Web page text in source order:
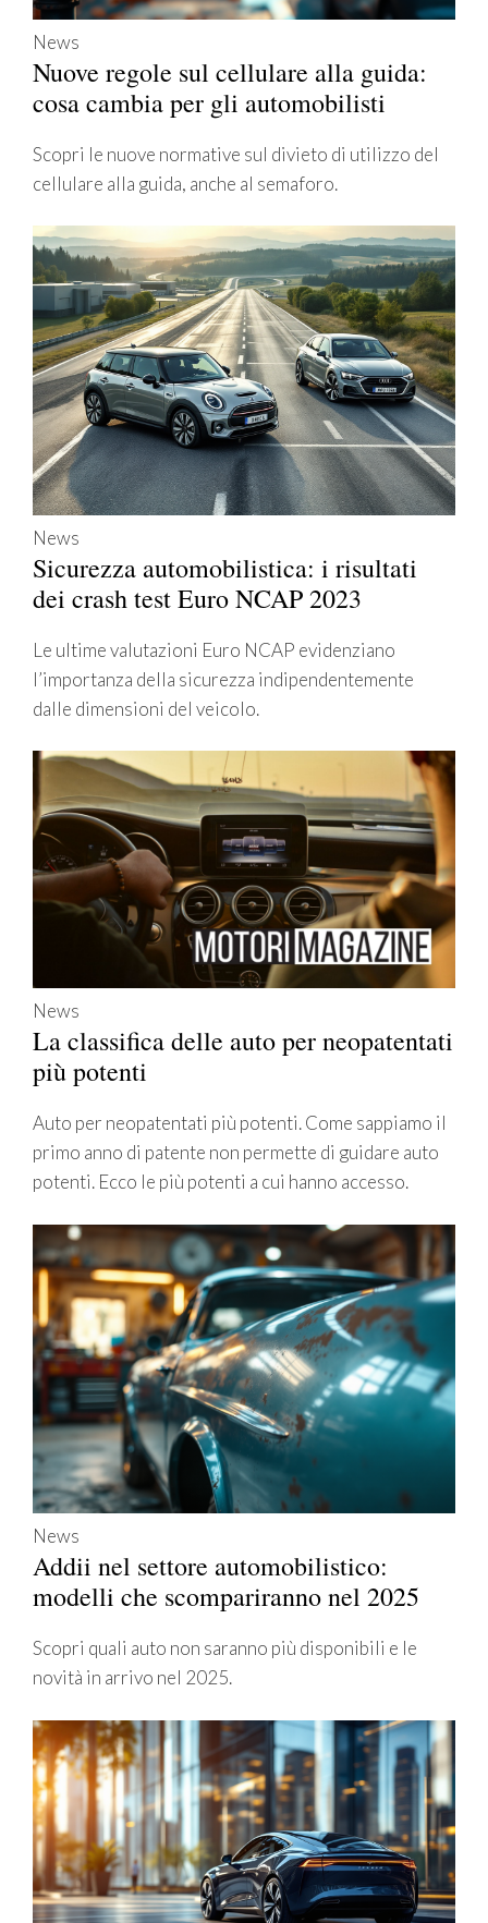
News
Nuove regole sul cellulare alla guida:
cosa cambia per gli automobilisti
Scopri le nuove normative sul divieto di utilizzo del
cellulare alla guida, anche al semaforo.
News
Sicurezza automobilistica: i risultati
dei crash test Euro NCAP 2023
Le ultime valutazioni Euro NCAP evidenziano
l’importanza della sicurezza indipendentemente
dalle dimensioni del veicolo.
News
La classifica delle auto per neopatentati
più potenti
Auto per neopatentati più potenti. Come sappiamo il
primo anno di patente non permette di guidare auto
potenti. Ecco le più potenti a cui hanno accesso.
News
Addii nel settore automobilistico:
modelli che scompariranno nel 2025
Scopri quali auto non saranno più disponibili e le
novità in arrivo nel 2025.